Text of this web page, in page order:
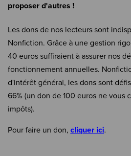
proposer d'autres !
Les dons de nos lecteurs sont
Nonfiction. Grâce à une gestion
40 euros suffiraient à assurer nos
fonctionnement annuelles.
d'intérêt général, les dons sont
66% (un don de 100 euros ne vous
impôts).
Pour faire un don, cliquer ici.